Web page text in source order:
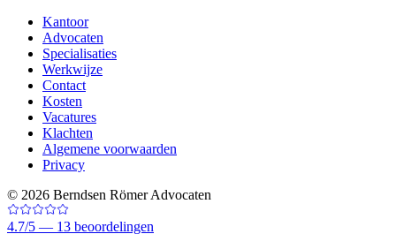
Kantoor
Advocaten
Specialisaties
Werkwijze
Contact
Kosten
Vacatures
Klachten
Algemene voorwaarden
Privacy
© 2026 Berndsen Römer Advocaten
4.7/5 — 13 beoordelingen